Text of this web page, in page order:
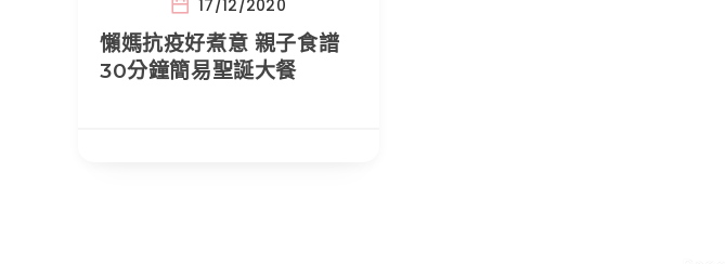
17/12/2020
懶媽抗疫好煮意 親子食譜
30分鐘簡易聖誕大餐